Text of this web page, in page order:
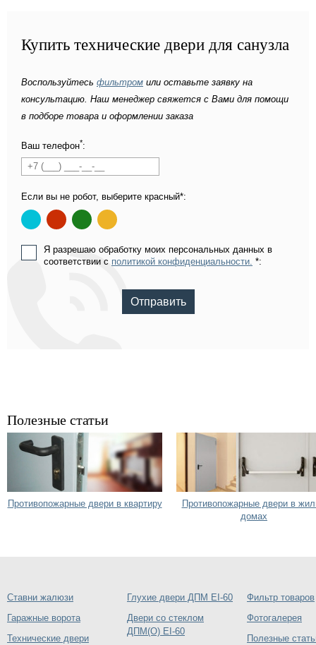
Купить технические двери для санузла
Воспользуйтесь фильтром или оставьте заявку на
консультацию. Наш менеджер свяжется с Вами для помощи
в подборе товара и оформлении заказа
Ваш телефон*:
Если вы не робот, выберите красный*:
Я разрешаю обработку моих персональных данных в
соответствии с политикой конфиденциальности. *:
Отправить
Полезные статьи
Противопожарные двери в квартиру
Противопожарные двери в
домах
Ставни жалюзи
Гаражные ворота
Технические двери
Глухие двери ДПМ EI-60
Двери со стеклом
ДПМ(О) EI-60
Фильтр товаров
Фотогалерея
Полезные